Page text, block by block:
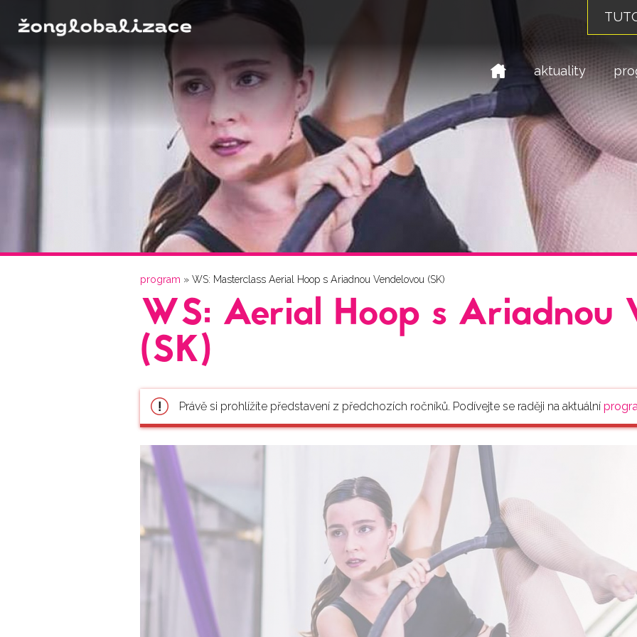
domů aktuality
Jste zde
program » WS: Masterclass Aerial Hoop s Ariadnou Vendelovou (SK)
WS: Aerial Hoop s Ariadnou
(SK)
Právě si prohlížíte představení z předchozích ročníků. Podívejte se raději na aktuální